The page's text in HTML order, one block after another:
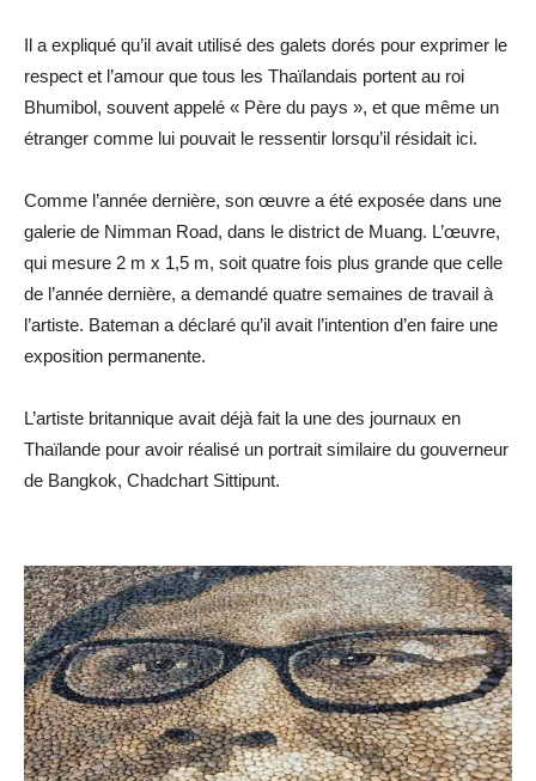
Il a expliqué qu’il avait utilisé des galets dorés pour exprimer le
respect et l’amour que tous les Thaïlandais portent au roi
Bhumibol, souvent appelé « Père du pays », et que même un
étranger comme lui pouvait le ressentir lorsqu’il résidait ici.
Comme l’année dernière, son œuvre a été exposée dans une
galerie de Nimman Road, dans le district de Muang. L’œuvre,
qui mesure 2 m x 1,5 m, soit quatre fois plus grande que celle
de l’année dernière, a demandé quatre semaines de travail à
l’artiste. Bateman a déclaré qu’il avait l’intention d’en faire une
exposition permanente.
L’artiste britannique avait déjà fait la une des journaux en
Thaïlande pour avoir réalisé un portrait similaire du gouverneur
de Bangkok, Chadchart Sittipunt.